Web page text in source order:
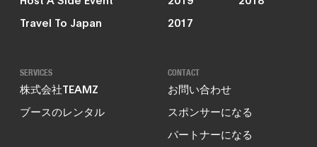
Travel To Japan
2017
SERVICES
株式会社TEAMZ
ブースのレンタル
CONTACT
お問い合わせ
スポンサーになる
パートナーになる